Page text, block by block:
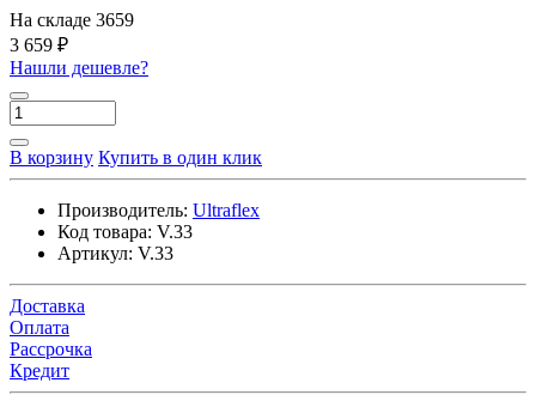
На складе 3659
3 659 ₽
Нашли дешевле?
В корзину Купить в один клик
Производитель: Ultraflex
Код товара: V.33
Артикул: V.33
Доставка
Оплата
Рассрочка
Кредит